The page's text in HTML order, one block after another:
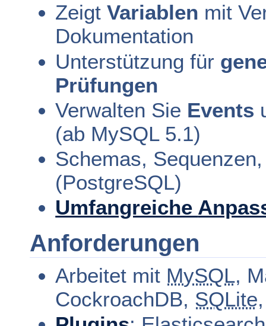
ZeigtVariablen mit
Dokumentation
Unterstützung für
Prüfungen
Verwalten Sie Events
(ab MySQL 5.1)
Schemas,
(PostgreSQL)
Umfangreiche
Anforderungen
Arbeitet mit MySQL,
CockroachDB, SQLite